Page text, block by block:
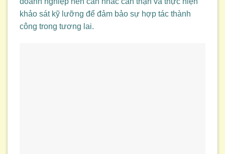
khảo sát kỹ lưỡng để đảm bảo sự hợp tác thành
công trong tương lai.